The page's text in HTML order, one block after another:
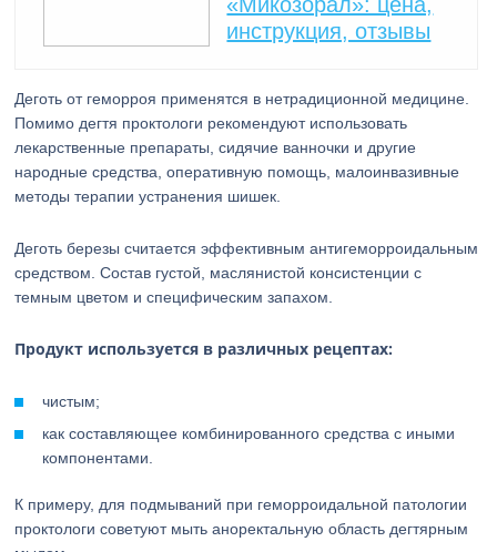
инструкция, отзывы
Деготь от геморроя применятся в нетрадиционной медицине.
Помимо дегтя проктологи рекомендуют использовать
лекарственные препараты, сидячие ванночки и другие
народные средства, оперативную помощь, малоинвазивные
методы терапии устранения шишек.
Деготь березы считается эффективным антигеморроидальным
средством. Состав густой, маслянистой консистенции с
темным цветом и специфическим запахом.
Продукт используется в различных рецептах:
чистым;
как составляющее комбинированного средства с иными
компонентами.
К примеру, для подмываний при геморроидальной патологии
проктологи советуют мыть аноректальную область дегтярным